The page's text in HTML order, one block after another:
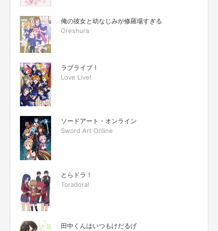
俺の彼女と幼なじみが修羅場すぎる
Oreshura
ラブライブ！
Love Live!
ソードアート・オンライン
Sword Art Online
とらドラ！
Toradora!
田中くんはいつもけだるげ